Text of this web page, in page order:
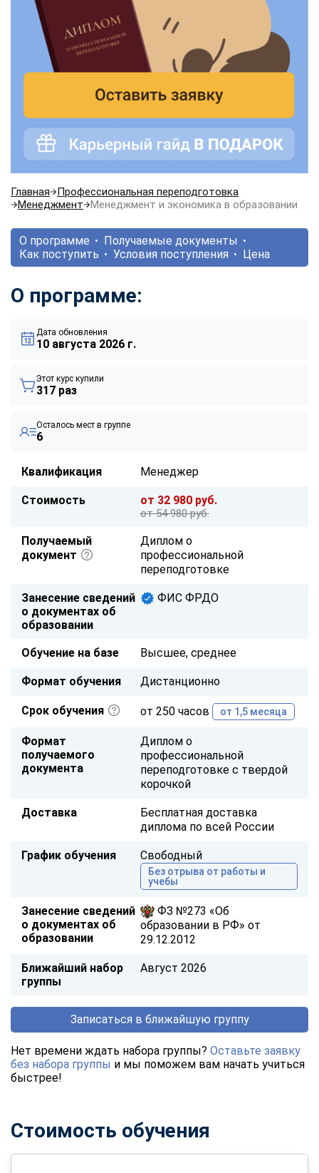
Главная
Профессиональная переподготовка
Менеджмент
Менеджмент и экономика в образовании
О программе
Получаемые документы
Как поступить
Условия поступления Цена
О программе:
Дата обновления
10 августа 2026 г.
Этот курс купили
317 раз
Осталось мест в группе
6
Квалификация Менеджер
Стоимость от 32 980 руб.
от 54 980 руб.
Получаемый
документ
Диплом о
профессиональной
переподготовке
Занесение сведений
о документах об
образовании
ФИС ФРДО
Обучение на базе Высшее, среднее
Формат обучения Дистанционно
Срок обучения от 250 часов от 1,5 месяца
Формат
получаемого
документа
Диплом о
профессиональной
переподготовке с твердой
корочкой
Доставка
Бесплатная доставка
диплома по всей России
График обучения Свободный
Без отрыва от работы и
учебы
Занесение сведений
о документах об
образовании
ФЗ №273 «Об
образовании в РФ» от
29.12.2012
Ближайший набор
группы
Август 2026
Записаться в ближайшую группу
Нет времени ждать набора группы? Оставьте заявку
без набора группы и мы поможем вам начать учиться
быстрее!
Стоимость обучения